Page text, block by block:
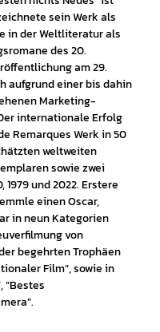
sein Werk als
in der Weltliteratur als
des 20.
am 29.
aufgrund einer bis dahin
Marketing-
internationale Erfolg
Remarques Werk in 50
weltweiten
sowie zwei
und 2022. Erstere
einen Oscar,
in neun Kategorien
von
begehrten Trophäen
Film”, sowie in
“Bestes